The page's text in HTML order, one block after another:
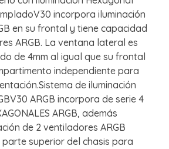
incorpora iluminación
en su frontal y tiene capacidad
ARGB. La ventana lateral es
de 4mm al igual que su frontal
independiente para
de iluminación
ARGB incorpora de serie 4
ARGB, además
de 2 ventiladores ARGB
superior del chasis para